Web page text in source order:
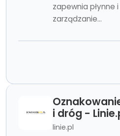
zapewnia płynne
zarządzanie...
i dróg -
linie.pl